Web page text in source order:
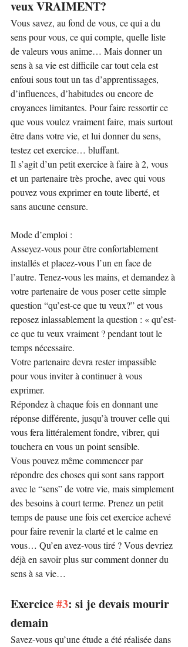
veux VRAIMENT?
Vous savez, au fond de vous, ce qui a du
sens pour vous, ce qui compte, quelle liste
de valeurs vous anime… Mais donner un
sens à sa vie est difficile car tout cela est
enfoui sous tout un tas d’apprentissages,
d’influences, d’habitudes ou encore de
croyances limitantes. Pour faire ressortir ce
que vous voulez vraiment faire, mais surtout
être dans votre vie, et lui donner du sens,
testez cet exercice… bluffant.
Il s’agit d’un petit exercice à faire à 2, vous
et un partenaire très proche, avec qui vous
pouvez vous exprimer en toute liberté, et
sans aucune censure.
Mode d’emploi :
Asseyez-vous pour être confortablement
installés et placez-vous l’un en face de
l’autre. Tenez-vous les mains, et demandez à
votre partenaire de vous poser cette simple
question “qu’est-ce que tu veux?” et vous
reposez inlassablement la question : « qu’est-
ce que tu veux vraiment ? pendant tout le
temps nécessaire.
Votre partenaire devra rester impassible
pour vous inviter à continuer à vous
exprimer.
Répondez à chaque fois en donnant une
réponse différente, jusqu’à trouver celle qui
vous fera littéralement fondre, vibrer, qui
touchera en vous un point sensible.
Vous pouvez même commencer par
répondre des choses qui sont sans rapport
avec le “sens” de votre vie, mais simplement
des besoins à court terme. Prenez un petit
temps de pause une fois cet exercice achevé
pour faire revenir la clarté et le calme en
vous… Qu’en avez-vous tiré ? Vous devriez
déjà en savoir plus sur comment donner du
sens à sa vie…
Exercice #3: si je devais mourir
demain
Savez-vous qu’une étude a été réalisée dans